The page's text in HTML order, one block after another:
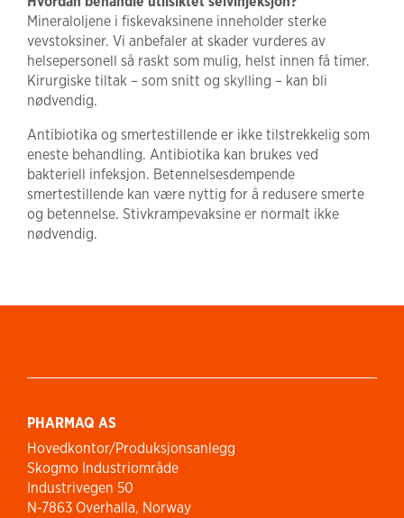
Mineraloljene i fiskevaksinene inneholder sterke
vevstoksiner. Vi anbefaler at skader vurderes av
helsepersonell så raskt som mulig, helst innen få timer.
Kirurgiske tiltak – som snitt og skylling – kan bli
nødvendig.
Antibiotika og smertestillende er ikke tilstrekkelig som
eneste behandling. Antibiotika kan brukes ved
bakteriell infeksjon. Betennelsesdempende
smertestillende kan være nyttig for å redusere smerte
og betennelse. Stivkrampevaksine er normalt ikke
nødvendig.
PHARMAQ AS
Hovedkontor/Produksjonsanlegg
Skogmo Industriområde
Industrivegen 50
N-7863 Overhalla, Norway